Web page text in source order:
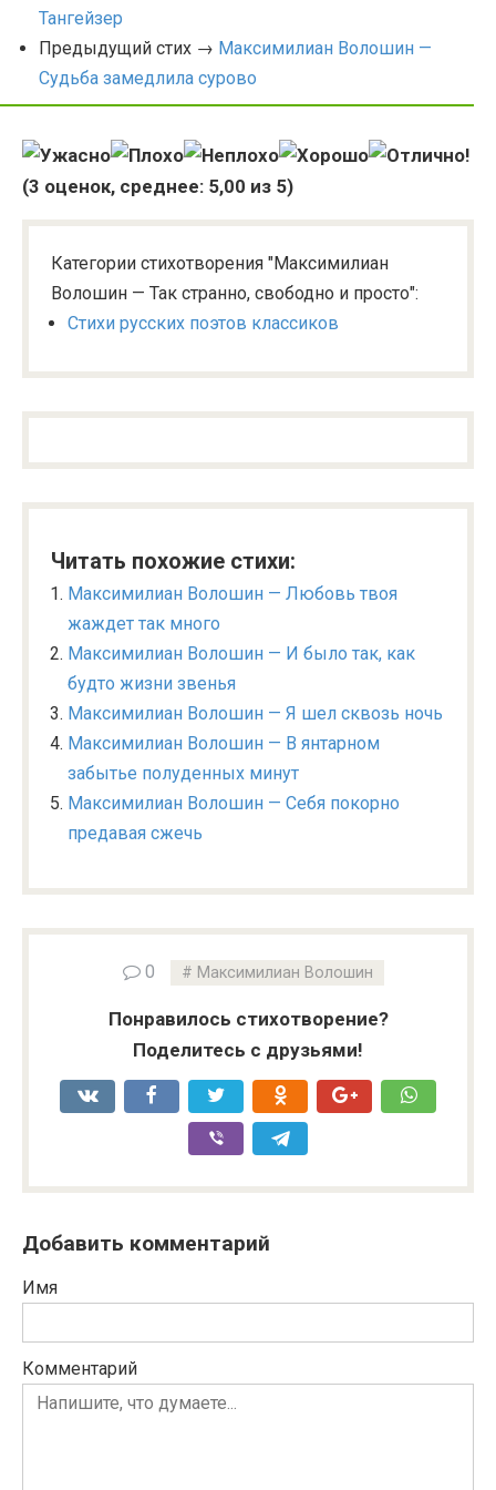
Тангейзер
Предыдущий стих → Максимилиан Волошин —
Судьба замедлила сурово
(3 оценок, среднее: 5,00 из 5)
Категории стихотворения "Максимилиан
Волошин — Так странно, свободно и просто":
Стихи русских поэтов классиков
Читать похожие стихи:
Максимилиан Волошин — Любовь твоя
жаждет так много
Максимилиан Волошин — И было так, как
будто жизни звенья
Максимилиан Волошин — Я шел сквозь ночь
Максимилиан Волошин — В янтарном
забытье полуденных минут
Максимилиан Волошин — Себя покорно
предавая сжечь
0 Максимилиан Волошин
Понравилось стихотворение?
Поделитесь с друзьями!
Добавить комментарий
Имя
Комментарий